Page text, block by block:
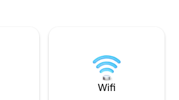
Wifi